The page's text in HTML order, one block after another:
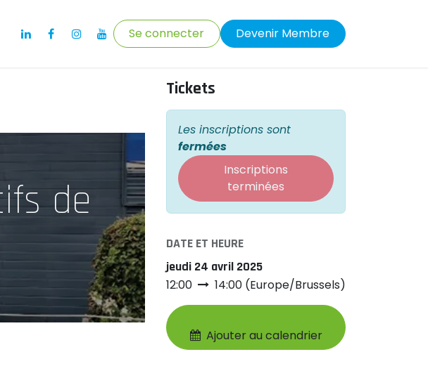
Se connecter Devenir Membre
de
Tickets
Les inscriptions sont
fermées
Inscriptions
terminées
DATE ET HEURE
jeudi 24 avril 2025
12:00
14:00 (Europe/Brussels)
Ajouter au calendrier